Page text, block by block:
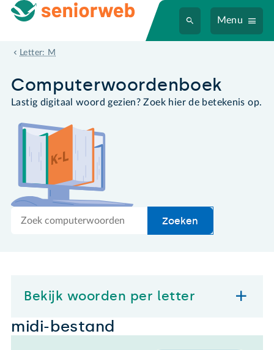
Menu
Letter: M
midi-bestand
Computer­woordenboek
Lastig digitaal woord gezien? Zoek hier de betekenis op.
Zoek
Zoeken
Bekijk woorden per letter
midi-bestand